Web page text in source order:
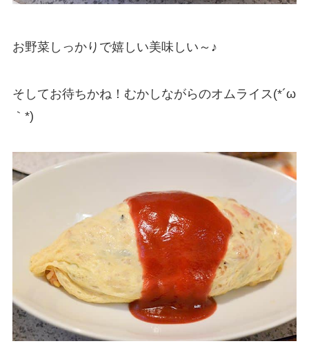
お野菜しっかりで嬉しい美味しい～♪
そしてお待ちかね！むかしながらのオムライス(*´ω
｀*)